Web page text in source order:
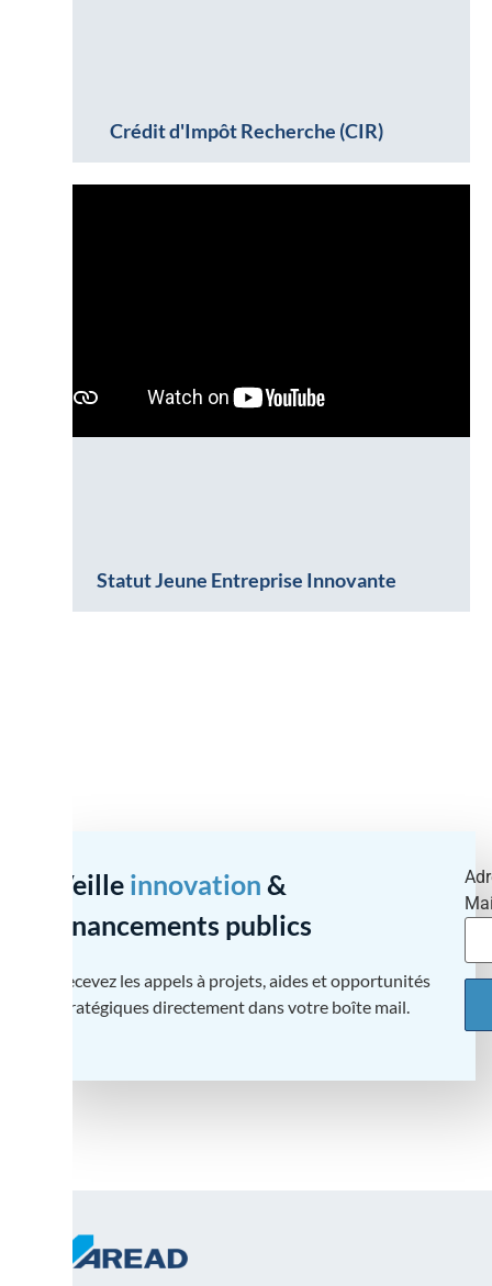
Crédit d'Impôt Recherche (CIR)
Statut Jeune Entreprise Innovante
Veille innovation &
financements publics
Recevez les appels à projets, aides et opportunités
stratégiques directement dans votre boîte mail.